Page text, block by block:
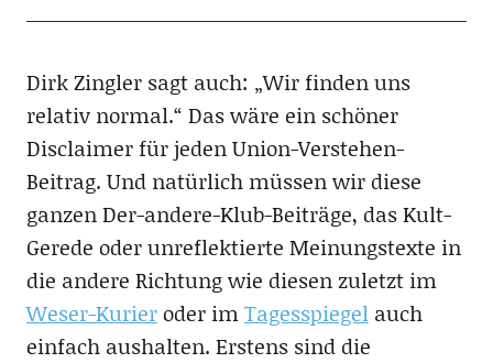
Dirk Zingler sagt auch: „Wir finden uns
relativ normal.“ Das wäre ein schöner
Disclaimer für jeden Union-Verstehen-
Beitrag. Und natürlich müssen wir diese
ganzen Der-andere-Klub-Beiträge, das Kult-
Gerede oder unreflektierte Meinungstexte in
die andere Richtung wie diesen zuletzt im
Weser-Kurieroder imTagesspiegelauch
einfach aushalten. Erstens sind die